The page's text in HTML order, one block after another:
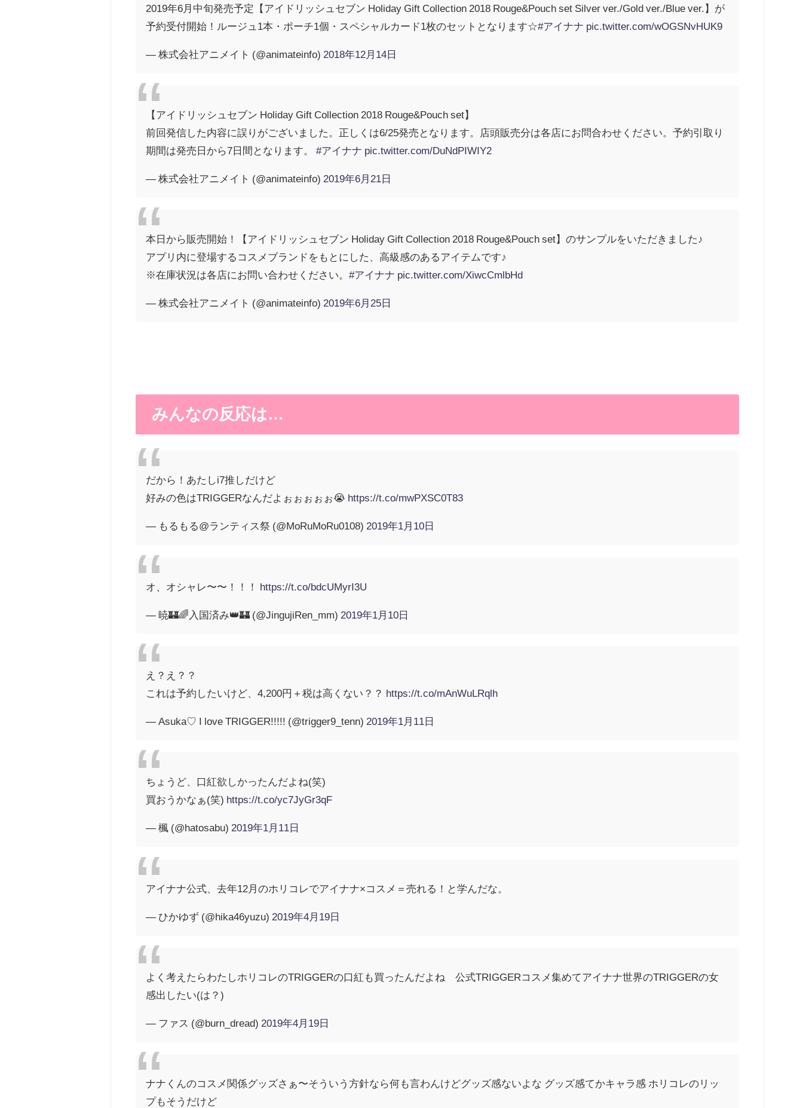
2019年6月中旬発売予定【アイドリッシュセブン Holiday Gift Collection 2018 Rouge&Pouch set Silver ver./Gold ver./Blue ver.】が
予約受付開始！ルージュ1本・ポーチ1個・スペシャルカード1枚のセットとなります☆#アイナナ pic.twitter.com/wOGSNvHUK9
— 株式会社アニメイト (@animateinfo) 2018年12月14日
【アイドリッシュセブン Holiday Gift Collection 2018 Rouge&Pouch set】
前回発信した内容に誤りがございました。正しくは6/25発売となります。店頭販売分は各店にお問合わせください。予約引取り
期間は発売日から7日間となります。#アイナナ pic.twitter.com/DuNdPIWIY2
— 株式会社アニメイト (@animateinfo) 2019年6月21日
本日から販売開始！【アイドリッシュセブン Holiday Gift Collection 2018 Rouge&Pouch set】のサンプルをいただきました♪
アプリ内に登場するコスメブランドをもとにした、高級感のあるアイテムです♪
※在庫状況は各店にお問い合わせください。#アイナナ pic.twitter.com/XiwcCmlbHd
— 株式会社アニメイト (@animateinfo) 2019年6月25日
みんなの反応は…
だから！あたしi7推しだけど
好みの色はTRIGGERなんだよぉぉぉぉぉ😭 https://t.co/mwPXSC0T83
— もるもる@ランティス祭 (@MoRuMoRu0108) 2019年1月10日
オ、オシャレ〜〜！！！ https://t.co/bdcUMyrI3U
— 暁🏰🌈入国済み👑🏰 (@JingujiRen_mm) 2019年1月10日
え？え？？
これは予約したいけど、4,200円＋税は高くない？？ https://t.co/mAnWuLRqlh
— Asuka♡ I love TRIGGER!!!!! (@trigger9_tenn) 2019年1月11日
ちょうど、口紅欲しかったんだよね(笑)
買おうかなぁ(笑) https://t.co/yc7JyGr3qF
— 楓 (@hatosabu) 2019年1月11日
アイナナ公式、去年12月のホリコレでアイナナ×コスメ＝売れる！と学んだな。
— ひかゆず (@hika46yuzu) 2019年4月19日
よく考えたらわたしホリコレのTRIGGERの口紅も買ったんだよね 公式TRIGGERコスメ集めてアイナナ世界のTRIGGERの女
感出したい(は？)
— ファス (@burn_dread) 2019年4月19日
ナナくんのコスメ関係グッズさぁ〜そういう方針なら何も言わんけどグッズ感ないよな グッズ感てかキャラ感 ホリコレのリッ
プもそうだけど